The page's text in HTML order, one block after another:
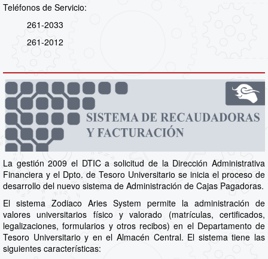
Teléfonos de Servicio:
261-2033
261-2012
La gestión 2009 el DTIC a solicitud de la Dirección Administrativa
Financiera y el Dpto. de Tesoro Universitario se inicia el proceso de
desarrollo del nuevo sistema de Administración de Cajas Pagadoras.
El sistema Zodiaco Aries System permite la administración de
valores universitarios físico y valorado (matrículas, certificados,
legalizaciones, formularios y otros recibos) en el Departamento de
Tesoro Universitario y en el Almacén Central. El sistema tiene las
siguientes características: